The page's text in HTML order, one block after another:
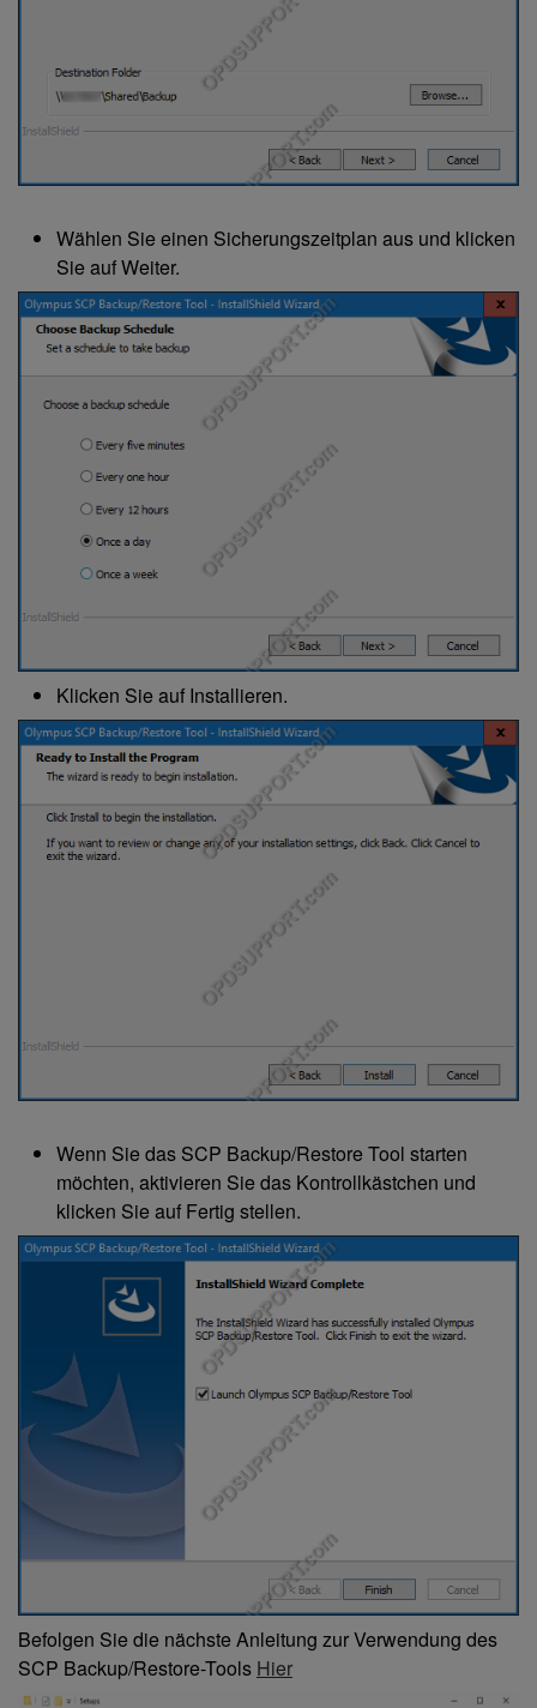
Wählen Sie einen Sicherungszeitplan aus und klicken
Sie auf Weiter.
Klicken Sie auf Installieren.
Wenn Sie das SCP Backup/Restore Tool starten
möchten, aktivieren Sie das Kontrollkästchen und
klicken Sie auf Fertig stellen.
Befolgen Sie die nächste Anleitung zur Verwendung des
SCP Backup/Restore-Tools Hier